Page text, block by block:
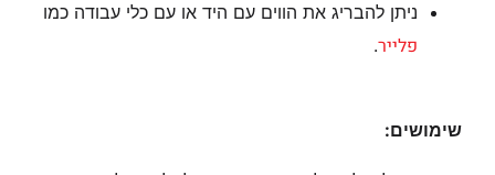
ניתן להבריג את הווים עם היד או עם כלי עבודה כמו
פלייר.
שימושים: